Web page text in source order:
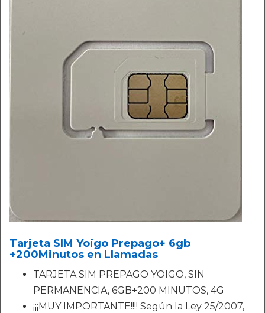
Tarjeta SIM Yoigo Prepago+ 6gb
+200Minutos en Llamadas
TARJETA SIM PREPAGO YOIGO, SIN
PERMANENCIA, 6GB+200 MINUTOS, 4G
¡¡¡MUY IMPORTANTE!!!! Según la Ley 25/2007,